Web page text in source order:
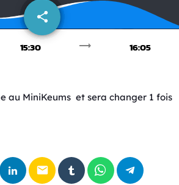
share
email
15:30 trending_flat 16:05
au MiniKeums et sera changer 1 fois
email